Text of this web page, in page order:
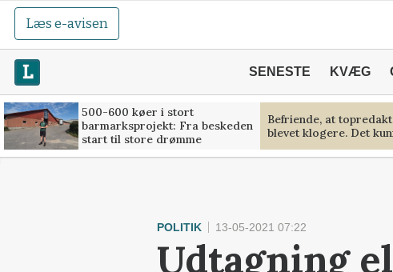
Læs e-avisen
SENESTE KVÆG
500-600 køer i stort
barmarksprojekt: Fra beskeden
start til store drømme
Befriende, at
blevet klogere. Det
POLITIK 13-05-2021 07:22
Udtagning